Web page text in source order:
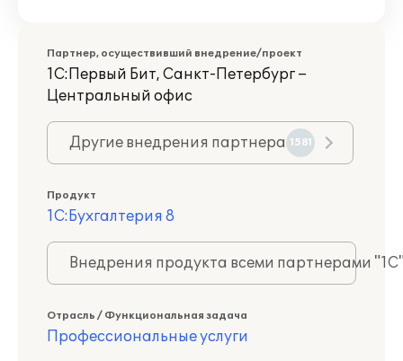
Партнер, осуществивший внедрение/проект
1С:Первый Бит, Санкт-Петербург –
Центральный офис
Другие внедрения партнера 1581
Продукт
1С:Бухгалтерия 8
Внедрения продукта всеми партнерами
Отрасль / Функциональная задача
Профессиональные услуги